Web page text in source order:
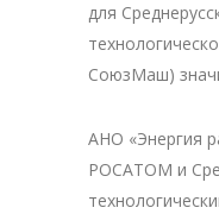
для
СоюзМаш)
АНО «Энергия
РОСАТОМ и